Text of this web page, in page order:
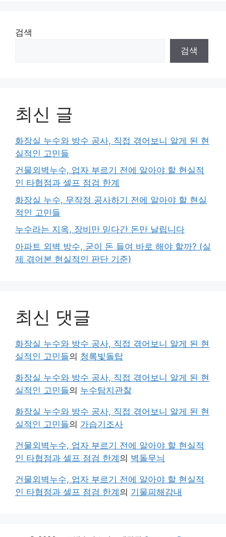
검색
검색
최신 글
화장실 누수와 방수 공사, 직접 겪어보니 알게 된 현
실적인 고민들
건물외벽누수, 업자 부르기 전에 알아야 할 현실적
인 타협점과 셀프 점검 한계
화장실 누수, 무작정 공사하기 전에 알아야 할 현실
적인 고민들
누수라는 지옥, 장비만 믿다간 돈만 날립니다
아파트 외벽 방수, 굳이 돈 들여 바로 해야 할까? (실
제 겪어본 현실적인 판단 기준)
최신 댓글
화장실 누수와 방수 공사, 직접 겪어보니 알게 된 현
실적인 고민들의 청록빛돌탑
화장실 누수와 방수 공사, 직접 겪어보니 알게 된 현
실적인 고민들의 누수탐지관찰
화장실 누수와 방수 공사, 직접 겪어보니 알게 된 현
실적인 고민들의 가습기조사
건물외벽누수, 업자 부르기 전에 알아야 할 현실적
인 타협점과 셀프 점검 한계의 벽돌무늬
건물외벽누수, 업자 부르기 전에 알아야 할 현실적
인 타협점과 셀프 점검 한계의 기물피해감내